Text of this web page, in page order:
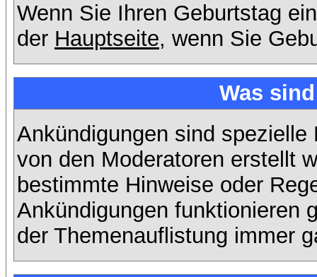
Wenn Sie Ihren Geburtstag
der Hauptseite, wenn Sie
Was
Ankündigungen sind
von den Moderatoren erstellt
bestimmte Hinweise oder
Ankündigungen funktionieren
der Themenauflistung immer